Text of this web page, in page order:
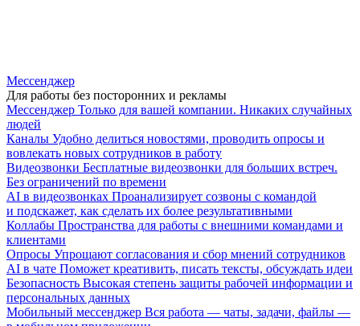
Мессенджер
Для работы без посторонних и рекламы
Мессенджер Только для вашей компании. Никаких случайных
людей
Каналы Удобно делиться новостями, проводить опросы и
вовлекать новых сотрудников в работу
Видеозвонки Бесплатные видеозвонки для больших встреч.
Без ограничений по времени
AI в видеозвонках Проанализирует созвоны с командой
и подскажет, как сделать их более результативными
Коллабы Пространства для работы с внешними командами и
клиентами
Опросы Упрощают согласования и сбор мнений сотрудников
AI в чате Поможет креативить, писать тексты, обсуждать идеи
Безопасность Высокая степень защиты рабочей информации и
персональных данных
Мобильный мессенджер Вся работа — чаты, задачи, файлы —